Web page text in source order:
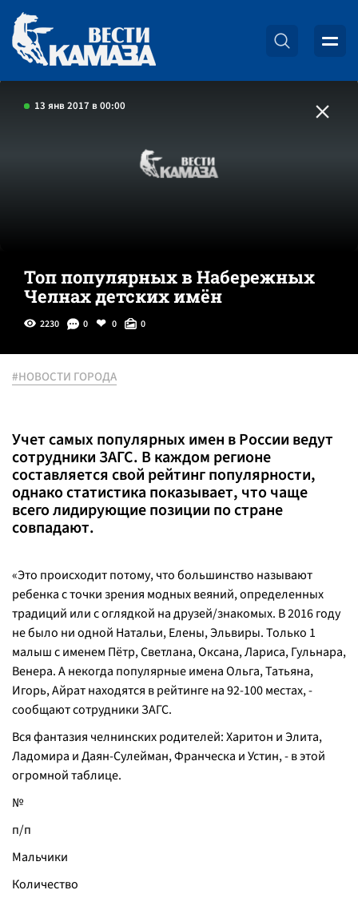
13 янв 2017 в 00:00
Топ популярных в Набережных
Челнах детских имён
2230 0 0 0
#НОВОСТИ ГОРОДА
Учет самых популярных имен в России ведут
сотрудники ЗАГС. В каждом регионе
составляется свой рейтинг популярности,
однако статистика показывает, что чаще
всего лидирующие позиции по стране
совпадают.
«Это происходит потому, что большинство называют
ребенка с точки зрения модных веяний, определенных
традиций или с оглядкой на друзей/знакомых. В 2016 году
не было ни одной Натальи, Елены, Эльвиры. Только 1
малыш с именем Пётр, Светлана, Оксана, Лариса, Гульнара,
Венера. А некогда популярные имена Ольга, Татьяна,
Игорь, Айрат находятся в рейтинге на 92-100 местах, -
сообщают сотрудники ЗАГС.
Вся фантазия челнинских родителей: Харитон и Элита,
Ладомира и Даян-Сулейман, Франческа и Устин, - в этой
огромной таблице.
№
п/п
Мальчики
Количество